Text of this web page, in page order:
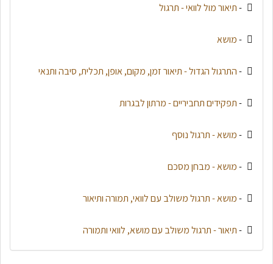
-תיאור מול לוואי - תרגול
-מושא
-התרגול הגדול - תיאור זמן, מקום, אופן, תכלית, סיבה ותנאי
-תפקידים תחביריים - מרתון לבגרות
-מושא - תרגול נוסף
-מושא - מבחן מסכם
-מושא - תרגול משולב עם לוואי, תמורה ותיאור
-תיאור - תרגול משולב עם מושא, לוואי ותמורה